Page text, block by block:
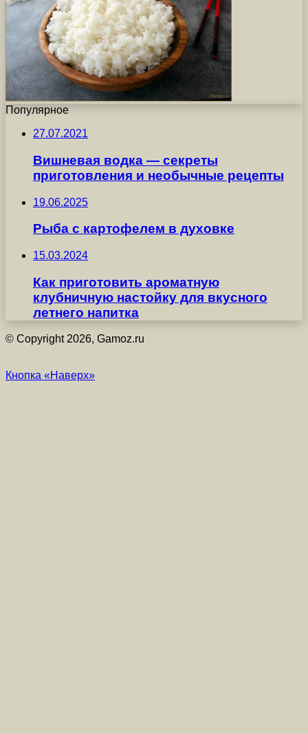
Популярное
27.07.2021
Вишневая водка — секреты
приготовления и необычные рецепты
19.06.2025
Рыба с картофелем в духовке
15.03.2024
Как приготовить ароматную
клубничную настойку для вкусного
летнего напитка
© Copyright 2026, Gamoz.ru
Кнопка «Наверх»